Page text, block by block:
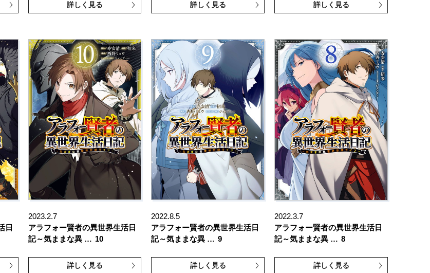
詳しく見る 詳しく見る 詳しく見る
日
2023.2.7
アラフォー賢者の異世界生活日
記～気ままな異 … 10
詳しく見る
2022.8.5
アラフォー賢者の異世界生活日
記～気ままな異 … 9
詳しく見る
2022.3.7
アラフォー賢者の異世界生活日
記～気ままな異 … 8
詳しく見る